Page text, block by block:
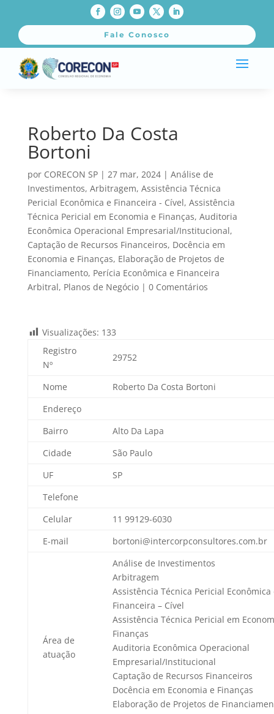
Fale Conosco
Roberto Da Costa
Bortoni
por CORECON SP| 27 mar, 2024| Análise de
Investimentos, Arbitragem, Assistência Técnica
Pericial Econômica e Financeira - Cível, Assistência
Técnica Pericial em Economia e Finanças, Auditoria
Econômica Operacional Empresarial/Institucional,
Captação de Recursos Financeiros, Docência em
Economia e Finanças, Elaboração de Projetos de
Financiamento, Perícia Econômica e Financeira
Arbitral, Planos de Negócio| 0 Comentários
Visualizações: 133
Registro
Nº
29752
Nome
Roberto Da Costa Bortoni
Endereço
Bairro
Alto Da Lapa
Cidade
São Paulo
UF
SP
Telefone
Celular
11 99129-6030
E-mail
bortoni@intercorpconsultores.com.br
Área de
atuação
Análise de Investimentos
Arbitragem
Assistência Técnica Pericial Econômica
Financeira – Cível
Assistência Técnica Pericial em
Finanças
Auditoria Econômica Operacional
Empresarial/Institucional
Captação de Recursos Financeiros
Docência em Economia e Finanças
Elaboração de Projetos de